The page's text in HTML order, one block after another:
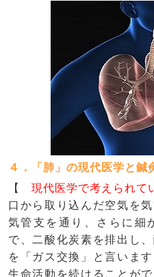
４．「肺」の現代医学と鍼
【 現代医学で考えられて
口から取り込んだ空気を
気管支を通り、さらに細
で、二酸化炭素を排出し
を「ガス交換」と言いま
生命活動を続けることが